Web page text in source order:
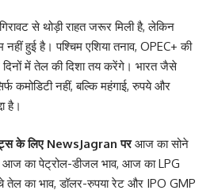
से थोड़ी राहत जरूर मिली है, लेकिन
नहीं हुई है। पश्चिम एशिया तनाव, OPEC+ की
में तेल की दिशा तय करेंगे। भारत जैसे
कमोडिटी नहीं, बल्कि महंगाई, रुपये और
है।
के लिए NewsJagran पर आज का सोने
आज का पेट्रोल-डीजल भाव, आज का LPG
तेल का भाव,डॉलर-रुपया रेट और IPO GMP